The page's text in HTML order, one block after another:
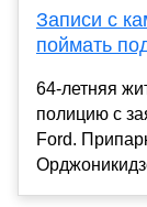
Записи с
поймать
64-летняя
полицию с
Ford.